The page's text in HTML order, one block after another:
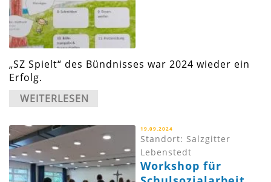
„SZ Spielt“ des Bündnisses war 2024 wieder ein
Erfolg.
WEITERLESEN
19.09.2024
Standort: Salzgitter
Lebenstedt
Workshop für